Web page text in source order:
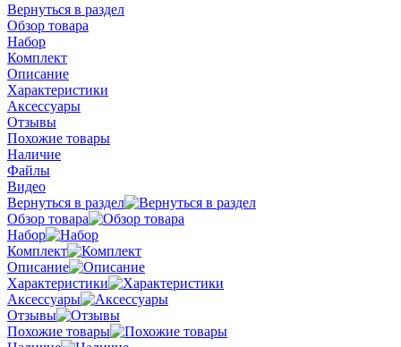
Вернуться в раздел
Обзор товара
Набор
Комплект
Описание
Характеристики
Аксессуары
Отзывы
Похожие товары
Наличие
Файлы
Видео
Вернуться в раздел
Обзор товара
Набор
Комплект
Описание
Характеристики
Аксессуары
Отзывы
Похожие товары